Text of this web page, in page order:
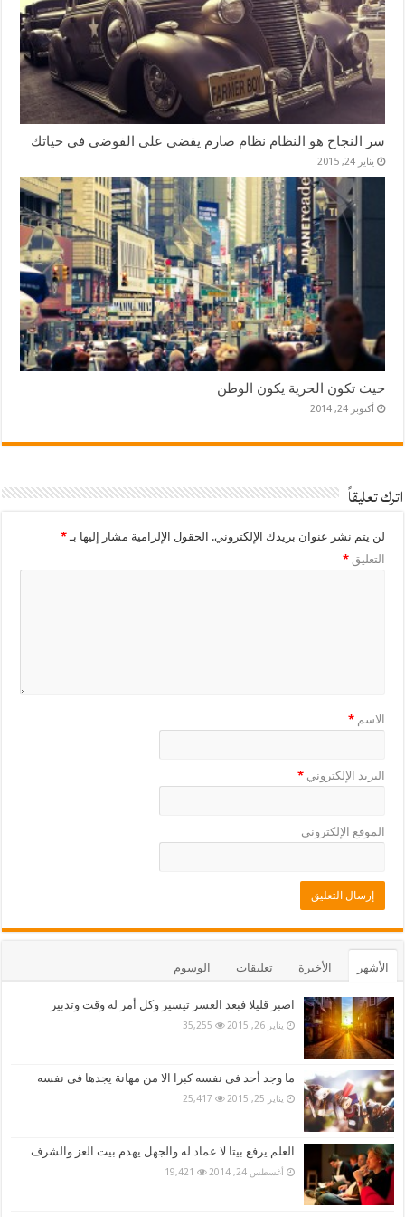
سر النجاح هو النظام نظام صارم يقضي على الفوضى في حياتك
يناير 24, 2015
حيث تكون الحرية يكون الوطن
أكتوبر 24, 2014
اترك تعليقاً
لن يتم نشر عنوان بريدك الإلكتروني. الحقول الإلزامية مشار إليها بـ*
التعليق*
الاسم*
البريد الإلكتروني*
الموقع الإلكتروني
الأشهر الأخيرة تعليقات الوسوم
اصبر قليلا فبعد العسر تيسير وكل أمر له وقت وتدبير
يناير 26, 2015 35,255
ما وجد أحد فى نفسه كبرا الا من مهانة يجدها فى نفسه
يناير 25, 2015 25,417
العلم يرفع بيتا لا عماد له والجهل يهدم بيت العز والشرف
أغسطس 24, 2014 19,421